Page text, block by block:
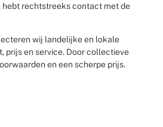
hebt rechtstreeks contact met de
wij landelijke en lokale
prijs en service. Door collectieve
en een scherpe prijs.